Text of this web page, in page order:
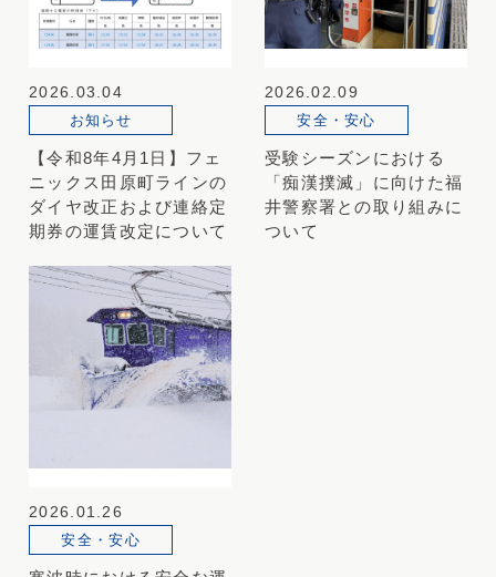
2026.03.04
お知らせ
【令和8年4月1日】フェ
ニックス田原町ラインの
ダイヤ改正および連絡定
期券の運賃改定について
2026.02.09
安全・安心
受験シーズンにおける
「痴漢撲滅」に向けた福
井警察署との取り組みに
ついて
2026.01.26
安全・安心